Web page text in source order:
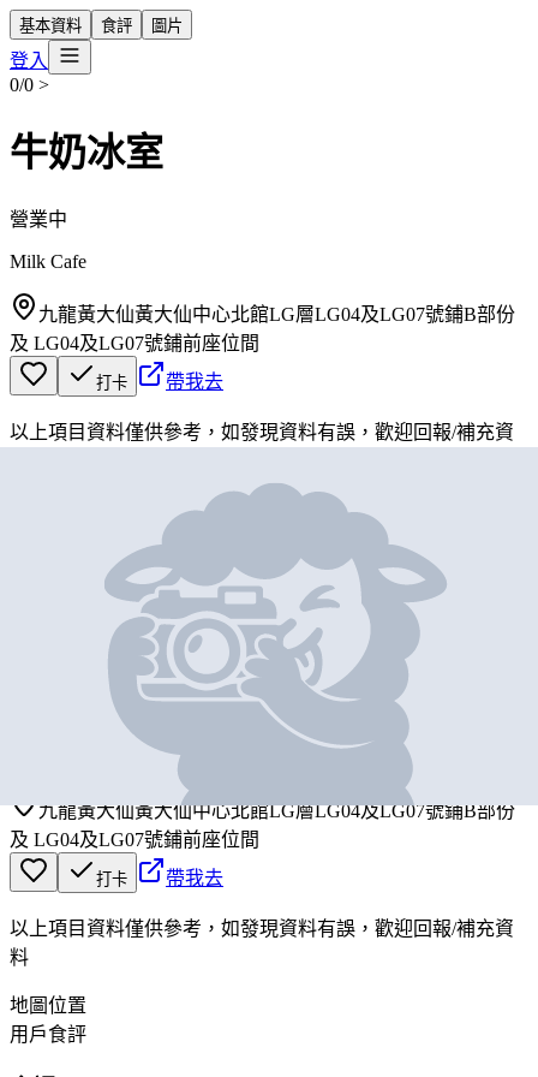
基本資料 食評 圖片
登入
0/0 >
牛奶冰室
營業中
Milk Cafe
九龍黃大仙黃大仙中心北館LG層LG04及LG07號鋪B部份
及 LG04及LG07號鋪前座位間
打卡 帶我去
以上項目資料僅供參考，如發現資料有誤，歡迎回報/補充資
牛奶冰室
九龍黃大仙黃大仙中心北館LG層LG04及LG07號鋪B部份
及 LG04及LG07號鋪前座位間
打卡 帶我去
以上項目資料僅供參考，如發現資料有誤，歡迎回報/補充資
料
地圖位置
用戶食評